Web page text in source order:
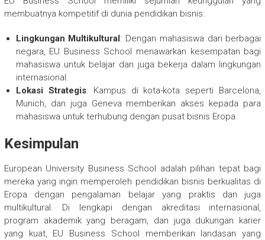
membuatnya kompetitif di dunia pendidikan bisnis:
Lingkungan Multikultural : Dengan mahasiswa dari berbagai
negara, EU Business School menawarkan kesempatan bagi
mahasiswa untuk belajar dan juga bekerja dalam lingkungan
internasional.
Lokasi Strategis: Kampus di kota-kota seperti Barcelona,
Munich, dan juga Geneva memberikan akses kepada para
mahasiswa untuk terhubung dengan pusat bisnis Eropa.
Kesimpulan
European University Business School adalah pilihan tepat bagi
mereka yang ingin memperoleh pendidikan bisnis berkualitas di
Eropa dengan pengalaman belajar yang praktis dan juga
multikultural. Di lengkapi dengan akreditasi internasional,
program akademik yang beragam, dan juga dukungan karier
yang kuat, EU Business School memberikan landasan yang